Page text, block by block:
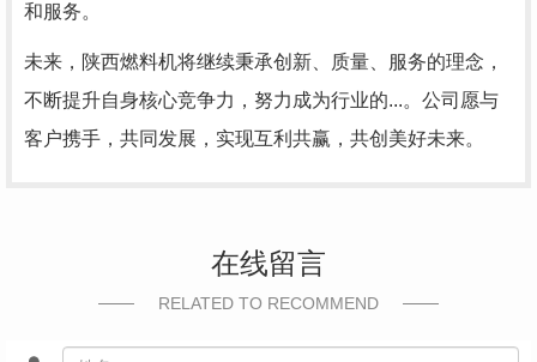
和服务。
未来，陕西燃料机将继续秉承创新、质量、服务的理念，
不断提升自身核心竞争力，努力成为行业的...。公司愿与
客户携手，共同发展，实现互利共赢，共创美好未来。
在线留言
RELATED TO RECOMMEND